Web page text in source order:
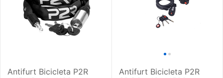
Antifurt Bicicleta P2R
Antifurt Bicicleta P2R